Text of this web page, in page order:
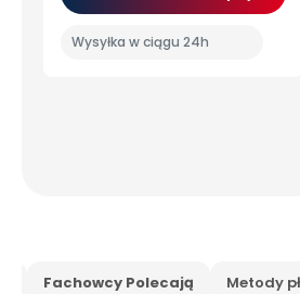
Wysyłka w ciągu 24h
Fachowcy Polecają Metody